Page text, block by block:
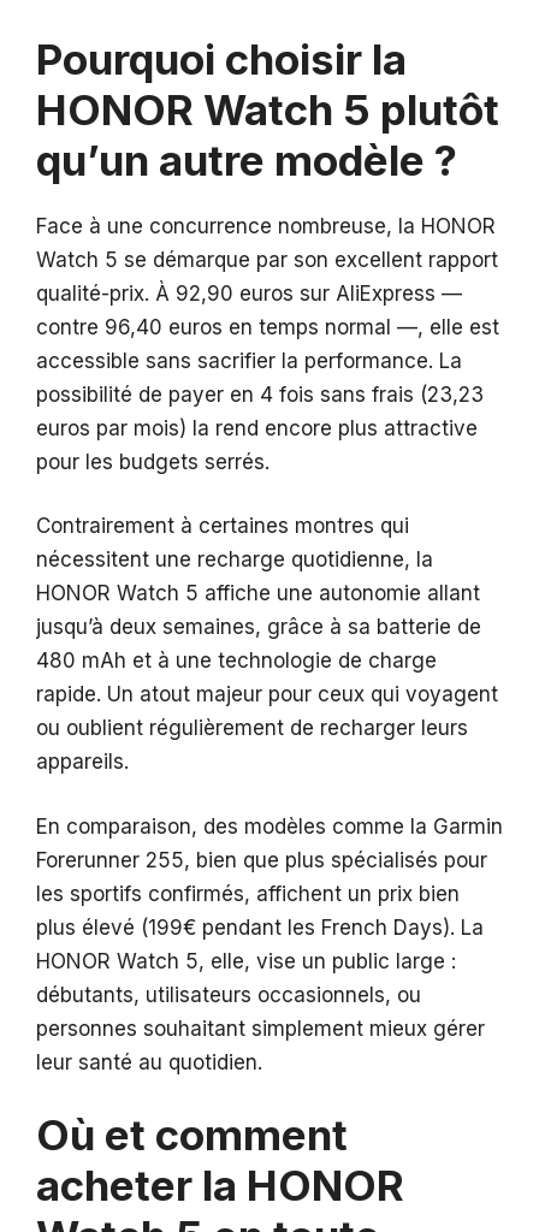
Pourquoi choisir la
HONOR Watch 5 plutôt
qu’un autre modèle ?
Face à une concurrence nombreuse, la HONOR
Watch 5 se démarque par son excellent rapport
qualité-prix. À 92,90 euros sur AliExpress —
contre 96,40 euros en temps normal —, elle est
accessible sans sacrifier la performance. La
possibilité de payer en 4 fois sans frais (23,23
euros par mois) la rend encore plus attractive
pour les budgets serrés.
Contrairement à certaines montres qui
nécessitent une recharge quotidienne, la
HONOR Watch 5 affiche une autonomie allant
jusqu’à deux semaines, grâce à sa batterie de
480 mAh et à une technologie de charge
rapide. Un atout majeur pour ceux qui voyagent
ou oublient régulièrement de recharger leurs
appareils.
En comparaison, des modèles comme la Garmin
Forerunner 255, bien que plus spécialisés pour
les sportifs confirmés, affichent un prix bien
plus élevé (199€ pendant les French Days). La
HONOR Watch 5, elle, vise un public large :
débutants, utilisateurs occasionnels, ou
personnes souhaitant simplement mieux gérer
leur santé au quotidien.
Où et comment
acheter la HONOR